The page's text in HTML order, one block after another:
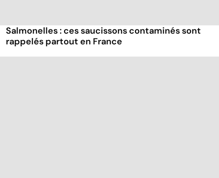
Salmonelles : ces saucissons contaminés sont
rappelés partout en France